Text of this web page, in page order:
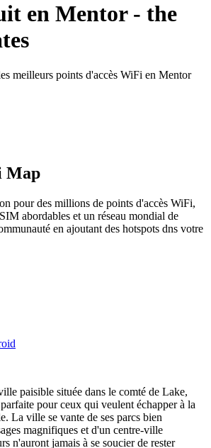
en Mentor- the
meilleurs points d'accès WiFi en Mentor
Map
pour des millions de points d'accès WiFi,
abordables et un réseau mondial de
en ajoutant des hotspots dns votre
paisible située dans le comté de Lake,
pour ceux qui veulent échapper à la
La ville se vante de ses parcs bien
magnifiques et d'un centre-ville
n'auront jamais à se soucier de rester